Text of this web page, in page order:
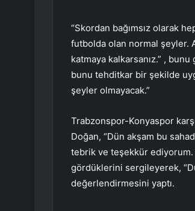
“Skordan bağımsız olarak
futbolda olan normal şeyler.
katmaya kalkarsanız.” ,
bunu tehditkar bir şekilde
şeyler olmayacak.”
Trabzonspor-Konyaspor
Doğan, “Dün akşam bu
tebrik ve teşekkür ediyorum.
gördüklerini sergileyerek,
değerlendirmesini yaptı.